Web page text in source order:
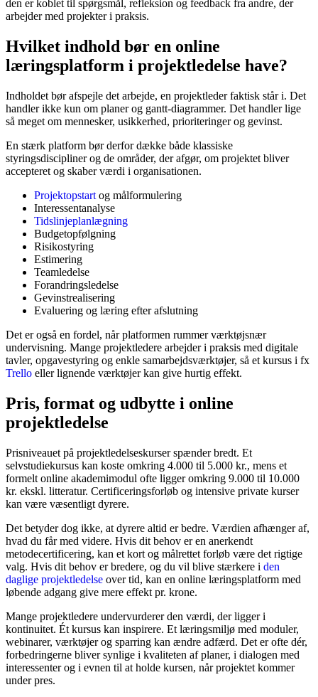
den er koblet til spørgsmål, refleksion og feedback fra andre, der
arbejder med projekter i praksis.
Hvilket indhold bør en online
læringsplatform i projektledelse have?
Indholdet bør afspejle det arbejde, en projektleder faktisk står i. Det
handler ikke kun om planer og gantt-diagrammer. Det handler lige
så meget om mennesker, usikkerhed, prioriteringer og gevinst.
En stærk platform bør derfor dække både klassiske
styringsdiscipliner og de områder, der afgør, om projektet bliver
accepteret og skaber værdi i organisationen.
Projektopstart og målformulering
Interessentanalyse
Tidslinjeplanlægning
Budgetopfølgning
Risikostyring
Estimering
Teamledelse
Forandringsledelse
Gevinstrealisering
Evaluering og læring efter afslutning
Det er også en fordel, når platformen rummer værktøjsnær
undervisning. Mange projektledere arbejder i praksis med digitale
tavler, opgavestyring og enkle samarbejdsværktøjer, så et kursus i fx
Trello eller lignende værktøjer kan give hurtig effekt.
Pris, format og udbytte i online
projektledelse
Prisniveauet på projektledelseskurser spænder bredt. Et
selvstudiekursus kan koste omkring 4.000 til 5.000 kr., mens et
formelt online akademimodul ofte ligger omkring 9.000 til 10.000
kr. ekskl. litteratur. Certificeringsforløb og intensive private kurser
kan være væsentligt dyrere.
Det betyder dog ikke, at dyrere altid er bedre. Værdien afhænger af,
hvad du får med videre. Hvis dit behov er en anerkendt
metodecertificering, kan et kort og målrettet forløb være det rigtige
valg. Hvis dit behov er bredere, og du vil blive stærkere i den
daglige projektledelse over tid, kan en online læringsplatform med
løbende adgang give mere effekt pr. krone.
Mange projektledere undervurderer den værdi, der ligger i
kontinuitet. Ét kursus kan inspirere. Et læringsmiljø med moduler,
webinarer, værktøjer og sparring kan ændre adfærd. Det er ofte dér,
forbedringerne bliver synlige i kvaliteten af planer, i dialogen med
interessenter og i evnen til at holde kursen, når projektet kommer
under pres.